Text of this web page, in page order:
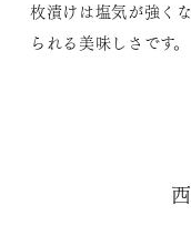
枚漬けは塩気が強く
られる美味しさです。